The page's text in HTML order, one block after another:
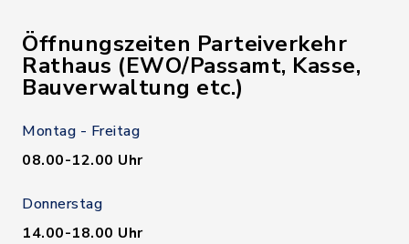
Öffnungszeiten Parteiverkehr
Rathaus (EWO/Passamt, Kasse,
Bauverwaltung etc.)
Montag - Freitag
08.00-12.00 Uhr
Donnerstag
14.00-18.00 Uhr